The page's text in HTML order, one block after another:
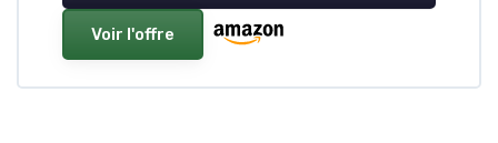
Voir l'offre